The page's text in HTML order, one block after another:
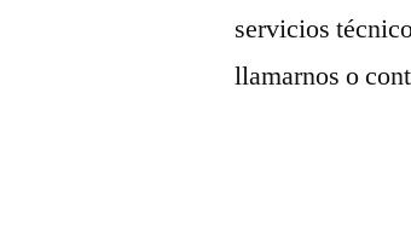
servicios
llamarnos o